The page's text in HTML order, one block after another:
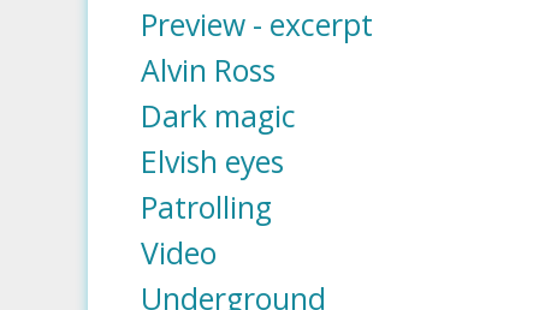
Preview - excerpt
Alvin Ross
Dark magic
Elvish eyes
Patrolling
Video
Underground